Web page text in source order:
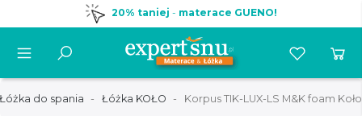
20% taniej - materace GUENO!
Łóżka do spania Łóżka KOŁO Korpus TIK-LUX-LS M&K foam Koło